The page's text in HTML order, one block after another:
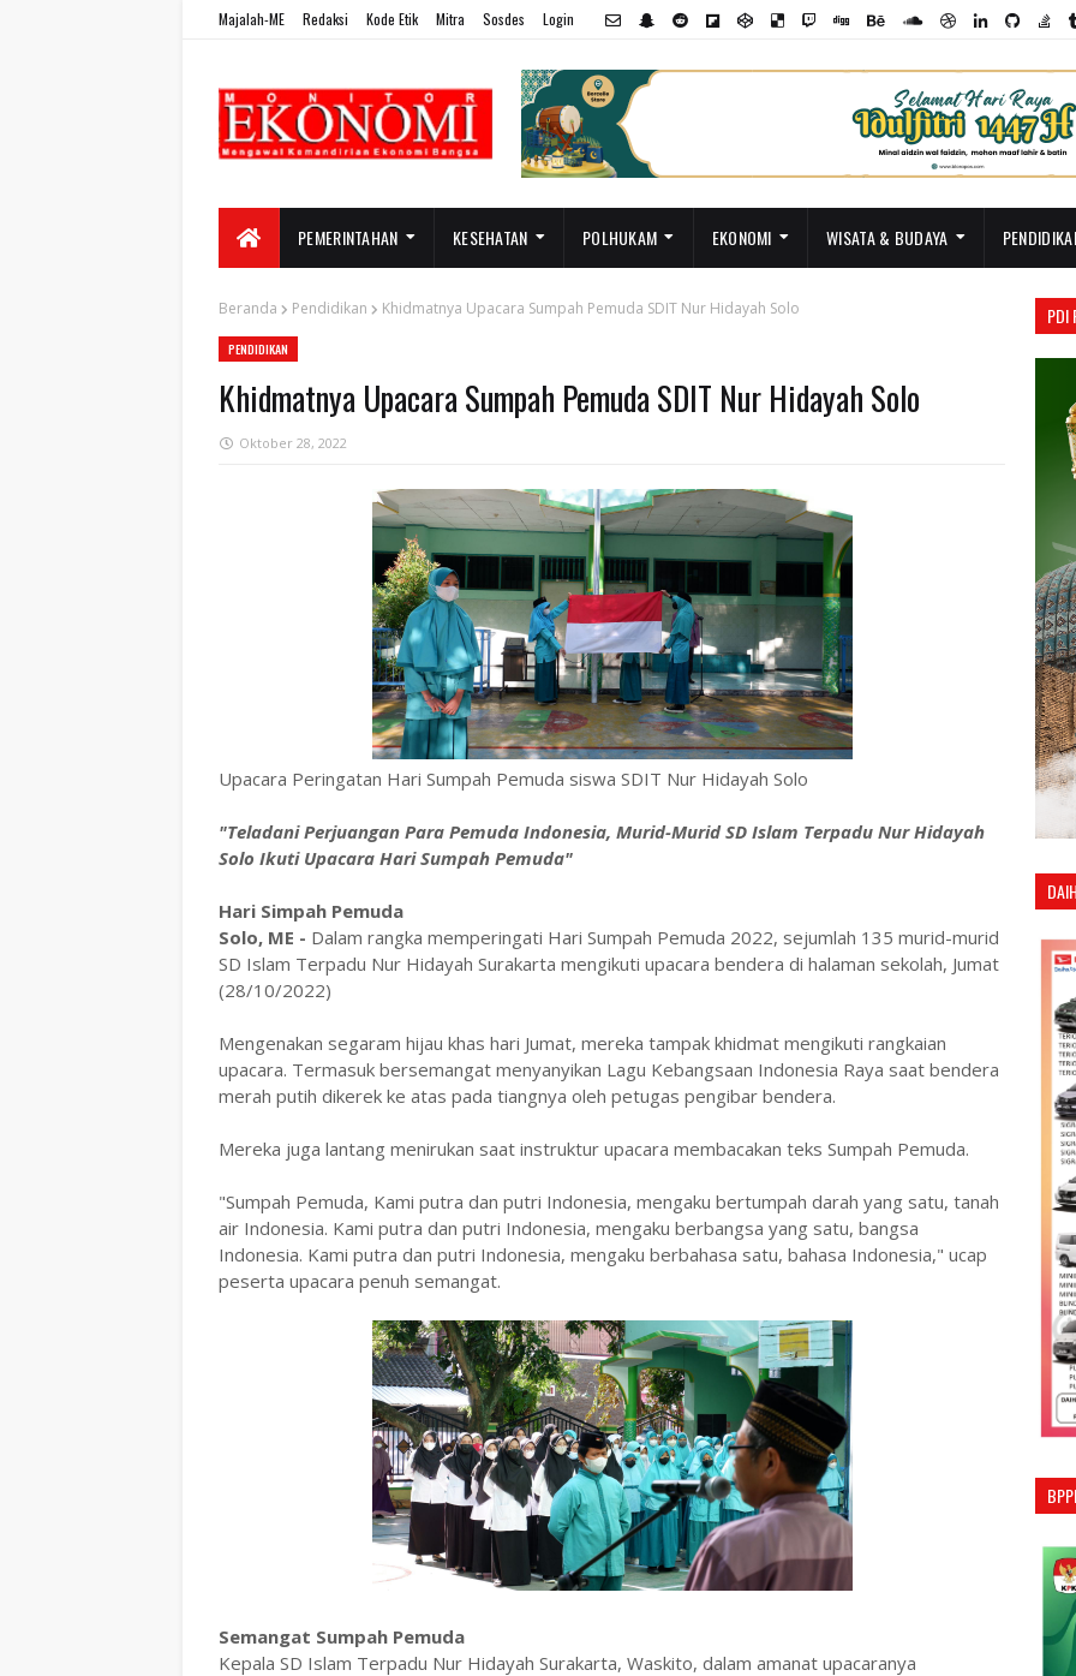
Majalah-ME Redaksi Kode Etik Mitra Sosdes Login
PEMERINTAHAN KESEHATAN POLHUKAM EKONOMI WISATA & BUDAYA
Beranda Pendidikan Khidmatnya Upacara Sumpah Pemuda SDIT Nur Hidayah Solo
PENDIDIKAN
Khidmatnya Upacara Sumpah Pemuda SDIT Nur Hidayah Solo
Oktober 28, 2022
Upacara Peringatan Hari Sumpah Pemuda siswa SDIT Nur Hidayah Solo
"Teladani Perjuangan Para Pemuda Indonesia, Murid-Murid SD Islam Terpadu Nur Hidayah
Solo Ikuti Upacara Hari Sumpah Pemuda"
Hari Simpah Pemuda
Solo, ME - Dalam rangka memperingati Hari Sumpah Pemuda 2022, sejumlah 135 murid-murid
SD Islam Terpadu Nur Hidayah Surakarta mengikuti upacara bendera di halaman sekolah, Jumat
(28/10/2022)
Mengenakan segaram hijau khas hari Jumat, mereka tampak khidmat mengikuti rangkaian
upacara. Termasuk bersemangat menyanyikan Lagu Kebangsaan Indonesia Raya saat bendera
merah putih dikerek ke atas pada tiangnya oleh petugas pengibar bendera.
Mereka juga lantang menirukan saat instruktur upacara membacakan teks Sumpah Pemuda.
"Sumpah Pemuda, Kami putra dan putri Indonesia, mengaku bertumpah darah yang satu, tanah
air Indonesia. Kami putra dan putri Indonesia, mengaku berbangsa yang satu, bangsa
Indonesia. Kami putra dan putri Indonesia, mengaku berbahasa satu, bahasa Indonesia," ucap
peserta upacara penuh semangat.
Semangat Sumpah Pemuda
Kepala SD Islam Terpadu Nur Hidayah Surakarta, Waskito, dalam amanat upacaranya
PDI